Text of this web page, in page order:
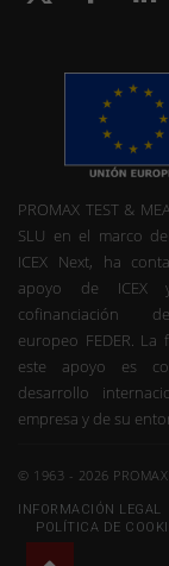
PROMAX TEST &
SLU en el marco
ICEX Next, ha
apoyo de
cofinanciación
europeo FEDER. La
este apoyo es
desarrollo
empresa y de su
© 1963 - 2026 PROMAX
INFORMACIÓN LEGAL
POLÍTICA DE